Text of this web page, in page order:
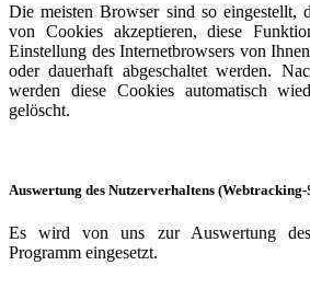
Die meisten Browser sind so eingestellt,
von Cookies akzeptieren, diese
Einstellung des Internetbrowsers von
oder dauerhaft abgeschaltet werden.
werden diese Cookies automatisch
gelöscht.
Auswertung des Nutzerverhaltens (Webtracking-
Es wird von uns zur Auswertung des
Programm eingesetzt.